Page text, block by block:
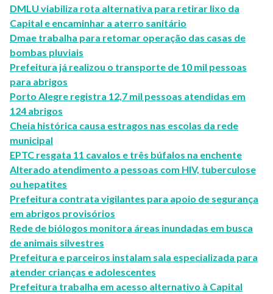
DMLU viabiliza rota alternativa para retirar lixo da
Capital e encaminhar a aterro sanitário
Dmae trabalha para retomar operação das casas de
bombas pluviais
Prefeitura já realizou o transporte de 10 mil pessoas
para abrigos
Porto Alegre registra 12,7 mil pessoas atendidas em
124 abrigos
Cheia histórica causa estragos nas escolas da rede
municipal
EPTC resgata 11 cavalos e três búfalos na enchente
Alterado atendimento a pessoas com HIV, tuberculose
ou hepatites
Prefeitura contrata vigilantes para apoio de segurança
em abrigos provisórios
Rede de biólogos monitora áreas inundadas em busca
de animais silvestres
Prefeitura e parceiros instalam sala especializada para
atender crianças e adolescentes
Prefeitura trabalha em acesso alternativo à Capital